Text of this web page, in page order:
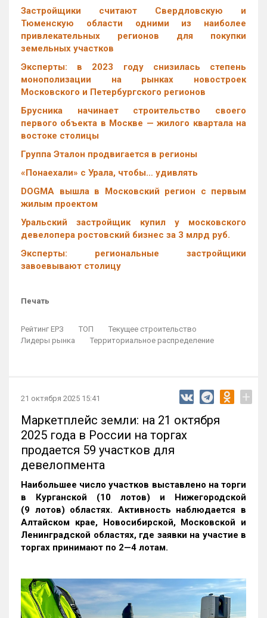
Застройщики считают Свердловскую и
Тюменскую области одними из наиболее
привлекательных регионов для покупки
земельных участков
Эксперты: в 2023 году снизилась степень
монополизации на рынках новостроек
Московского и Петербургского регионов
Брусника начинает строительство своего
первого объекта в Москве — жилого квартала на
востоке столицы
Группа Эталон продвигается в регионы
«Понаехали» с Урала, чтобы… удивлять
DOGMA вышла в Московский регион с первым
жилым проектом
Уральский застройщик купил у московского
девелопера ростовский бизнес за 3 млрд руб.
Эксперты: региональные застройщики
завоевывают столицу
Печать
Рейтинг ЕРЗ ТОП
Текущее строительство
Лидеры рынка
Территориальное распределение
21 октября 2025 15:41 +
Маркетплейс земли: на 21 октября
2025 года в России на торгах
продается 59 участков для
девелопмента
Наибольшее число участков выставлено на торги
в Курганской (10 лотов) и Нижегородской
(9 лотов) областях. Активность наблюдается в
Алтайском крае, Новосибирской, Московской и
Ленинградской областях, где заявки на участие в
торгах принимают по 2—4 лотам.